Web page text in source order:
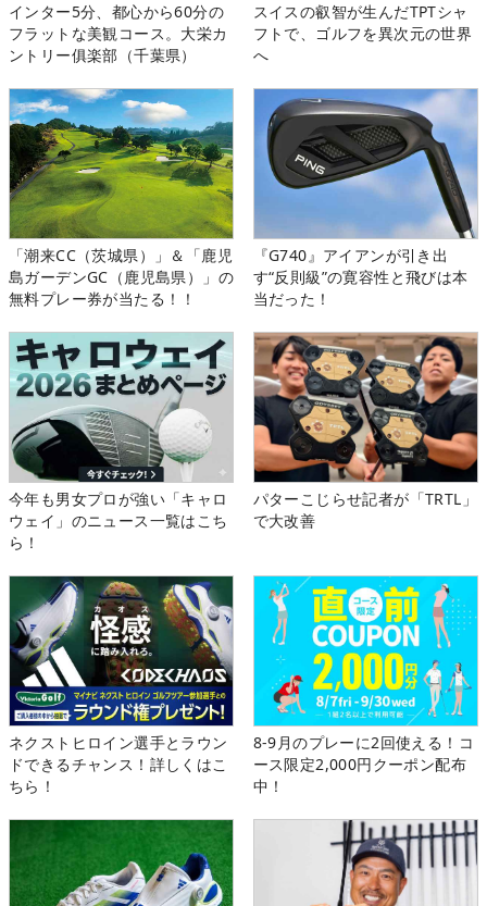
インター5分、都心から60分の
フラットな美観コース。大栄カ
ントリー俱楽部（千葉県）
スイスの叡智が生んだTPTシャ
フトで、ゴルフを異次元の世界
へ
「潮来CC（茨城県）」＆「鹿児
島ガーデンGC（鹿児島県）」の
無料プレー券が当たる！！
『G740』アイアンが引き出
す“反則級”の寛容性と飛びは本
当だった！
今年も男女プロが強い「キャロ
ウェイ」のニュース一覧はこち
ら！
パターこじらせ記者が「TRTL」
で大改善
ネクストヒロイン選手とラウン
ドできるチャンス！詳しくはこ
ちら！
8-9月のプレーに2回使える！コ
ース限定2,000円クーポン配布
中！